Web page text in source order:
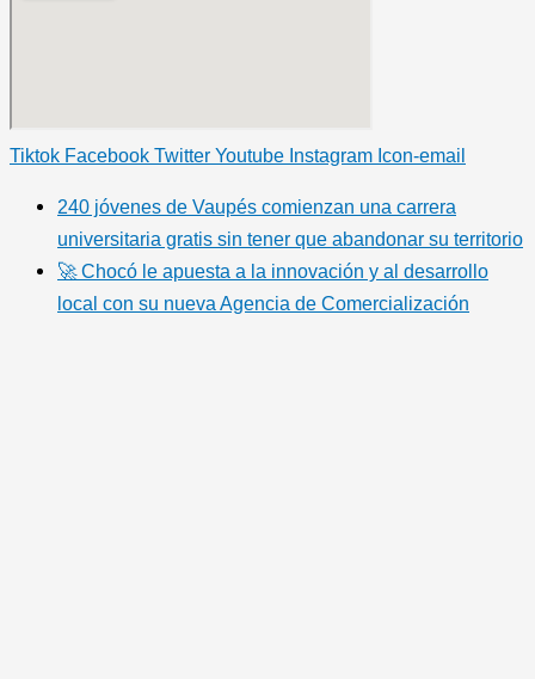
Tiktok Facebook Twitter Youtube Instagram Icon-email
240 jóvenes de Vaupés comienzan una carrera
universitaria gratis sin tener que abandonar su territorio
🚀 Chocó le apuesta a la innovación y al desarrollo
local con su nueva Agencia de Comercialización